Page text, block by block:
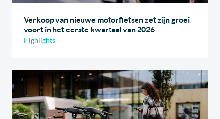
Verkoop van nieuwe motorfietsen zet zijn groei
voort in het eerste kwartaal van 2026
Highlights